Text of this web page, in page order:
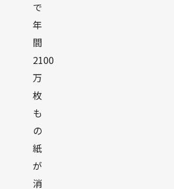
で
年
間
2100
万
枚
も
の
紙
が
消